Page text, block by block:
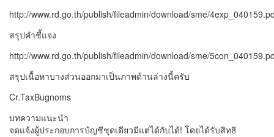
http://www.rd.go.th/publish/fileadmin/download/sme/
สรุปคำชี้แจง
http://www.rd.go.th/publish/fileadmin/download/sme/
สรุปเนื้อหาบางส่วนออกมาเป็นภาพด้านล่างนี้ครับ
Cr.TaxBugnoms
บทความแนะนำ
จดแจ้งผู้ประกอบการบ้ญชีชุดเดียวมีแต่ได้กับได้! โดยได้รับสิทธิ